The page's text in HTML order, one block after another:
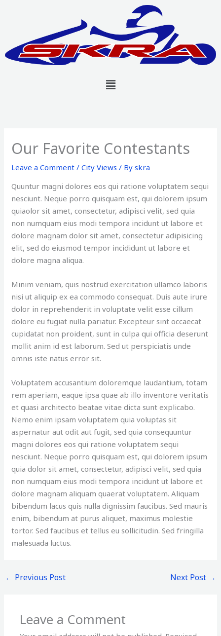
Menu
Our Favorite Contestants
Leave a Comment /City Views / Byskra
Quuntur magni dolores eos qui ratione voluptatem sequi
nesciunt. Neque porro quisquam est, qui dolorem ipsum
quiaolor sit amet, consectetur, adipisci velit, sed quia
non numquam eius modi tempora incidunt ut labore et
dolore magnam dolor sit amet, consectetur adipisicing
elit, sed do eiusmod tempor incididunt ut labore et
dolore magna aliqua.
Minim veniam, quis nostrud exercitation ullamco laboris
nisi ut aliquip ex ea commodo consequat. Duis aute irure
dolor in reprehenderit in voluptate velit esse cillum
dolore eu fugiat nulla pariatur. Excepteur sint occaecat
cupidatat non proident, sunt in culpa qui officia deserunt
mollit anim id est laborum. Sed ut perspiciatis unde
omnis iste natus error sit.
Voluptatem accusantium doloremque laudantium, totam
rem aperiam, eaque ipsa quae ab illo inventore veritatis
et quasi architecto beatae vitae dicta sunt explicabo.
Nemo enim ipsam voluptatem quia voluptas sit
aspernatur aut odit aut fugit, sed quia consequuntur
magni dolores eos qui ratione voluptatem sequi
nesciunt. Neque porro quisquam est, qui dolorem ipsum
quia dolor sit amet, consectetur, adipisci velit, sed quia
non numquam eius modi tempora incidunt ut labore et
dolore magnam aliquam quaerat voluptatem. Aliquam
bibendum lacus quis nulla dignissim faucibus. Sed mauris
enim, bibendum at purus aliquet, maximus molestie
tortor. Sed faucibus et tellus eu sollicitudin. Sed fringilla
malesuada luctus.
← Previous Post Next Post →
Leave a Comment